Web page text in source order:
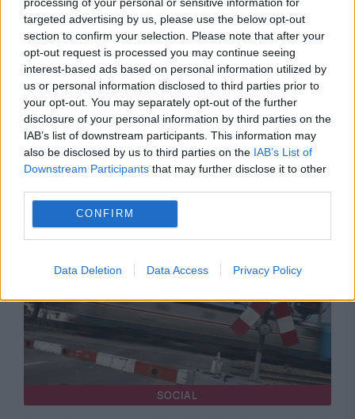
targeted advertising by us, please use the below opt-out
section to confirm your selection. Please note that after your
opt-out request is processed you may continue seeing
interest-based ads based on personal information utilized by
us or personal information disclosed to third parties prior to
your opt-out. You may separately opt-out of the further
disclosure of your personal information by third parties on the
IAB’s list of downstream participants. This information may
also be disclosed by us to third parties on the IAB’s List of
Downstream Participants that may further disclose it to other
CONFIRM
Data Deletion Data Access Privacy Policy
Recomandările noastre
SOCIAL